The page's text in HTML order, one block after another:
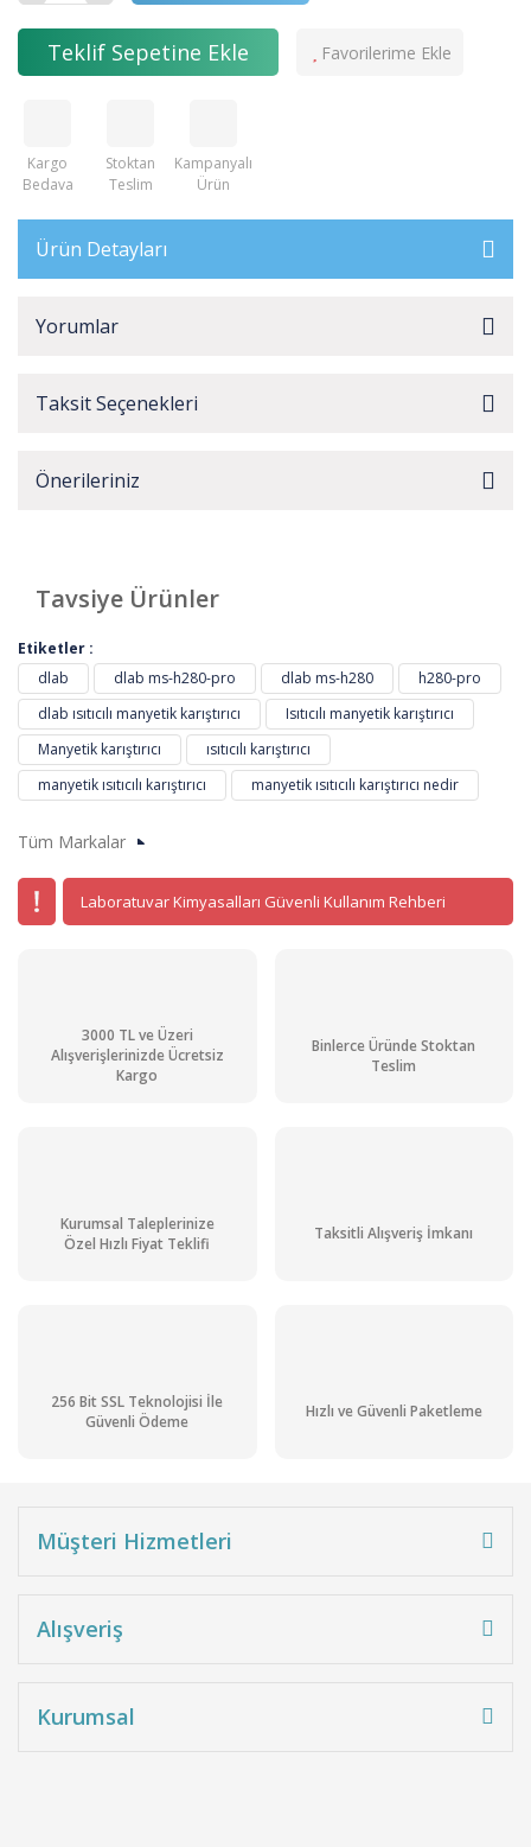
Teklif Sepetine Ekle
Kargo
Bedava
Stoktan
Teslim
Kampanyalı
Ürün
Ürün Detayları
Yorumlar
Taksit Seçenekleri
Önerileriniz
Tavsiye Ürünler
DLAB MS7-H550-S SET2 Isıtıcılı Manyetik Karıştırıcı 00... 1.500 rpm / RT...
Etiketler :
dlab
dlab ms-h280-pro dlab ms-h280
h280-pro
dlab ısıtıcılı manyetik karıştırıcı
Isıtıcılı manyetik karıştırıcı
Manyetik karıştırıcı
ısıtıcılı karıştırıcı
manyetik ısıtıcılı karıştırıcı
manyetik ısıtıcılı karıştırıcı nedir
Tüm Markalar
Laboratuvar Kimyasalları Güvenli Kullanım Rehberi
3000 TL ve Üzeri
Alışverişlerinizde Ücretsiz
Kargo
Binlerce Üründe Stoktan
Teslim
Kurumsal Taleplerinize
Özel Hızlı Fiyat Teklifi
Taksitli Alışveriş İmkanı
256 Bit SSL Teknolojisi İle
Güvenli Ödeme
Hızlı ve Güvenli Paketleme
Müşteri Hizmetleri
Alışveriş
Kurumsal